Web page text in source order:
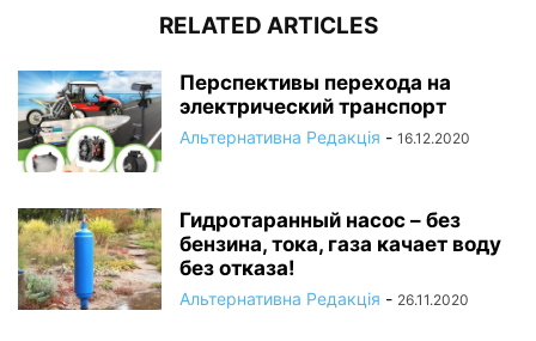
RELATED ARTICLES
Перспективы перехода на
электрический транспорт
Альтернативна Редакція - 16.12.2020
Гидротаранный насос – без
бензина, тока, газа качает воду
без отказа!
Альтернативна Редакція - 26.11.2020